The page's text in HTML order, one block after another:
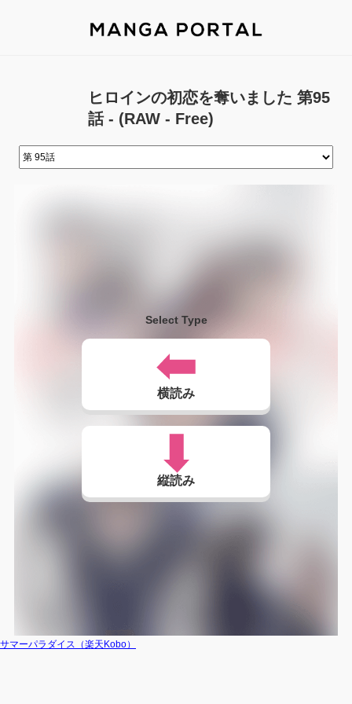
ヒロインの初恋を奪いました 第95
話 - (RAW - Free)
Select Type
横読み
縦読み
サマーパラダイス（楽天Kobo）